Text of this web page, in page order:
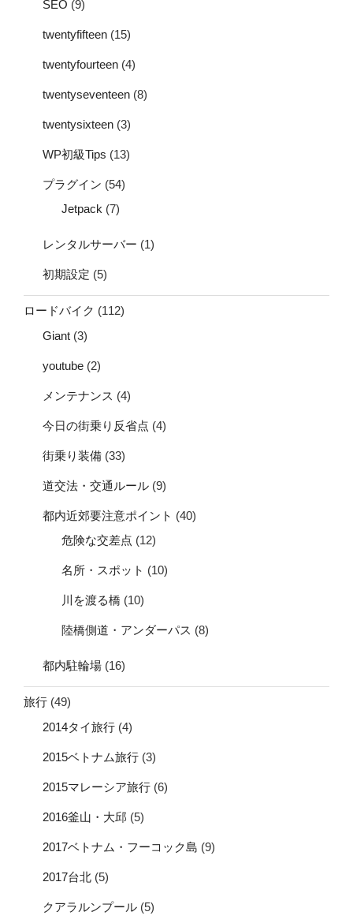
SEO (9)
twentyfifteen (15)
twentyfourteen (4)
twentyseventeen (8)
twentysixteen (3)
WP初級Tips (13)
プラグイン (54)
Jetpack (7)
レンタルサーバー (1)
初期設定 (5)
ロードバイク (112)
Giant (3)
youtube (2)
メンテナンス (4)
今日の街乗り反省点 (4)
街乗り装備 (33)
道交法・交通ルール (9)
都内近郊要注意ポイント (40)
危険な交差点 (12)
名所・スポット (10)
川を渡る橋 (10)
陸橋側道・アンダーパス (8)
都内駐輪場 (16)
旅行 (49)
2014タイ旅行 (4)
2015ベトナム旅行 (3)
2015マレーシア旅行 (6)
2016釜山・大邱 (5)
2017ベトナム・フーコック島 (9)
2017台北 (5)
クアラルンプール (5)